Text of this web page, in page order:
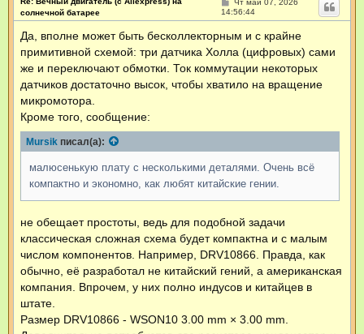
солнечной батарее
о
о
щ
е
и
14:56:44
Да, вполне может быть бесколлекторным и с крайне
примитивной схемой: три датчика Холла (цифровых) сами
же и переключают обмотки. Ток коммутации некоторых
датчиков достаточно высок, чтобы хватило на вращение
микромотора.
Кроме того, сообщение:
Mursik писал(а):
малюсенькую плату с несколькими деталями. Очень всё
компактно и экономно, как любят китайские гении.
не обещает простоты, ведь для подобной задачи
классическая сложная схема будет компактна и с малым
числом компонентов. Например, DRV10866. Правда, как
обычно, её разработал не китайский гений, а американская
компания. Впрочем, у них полно индусов и китайцев в
штате.
Размер DRV10866 - WSON10 3.00 mm × 3.00 mm.